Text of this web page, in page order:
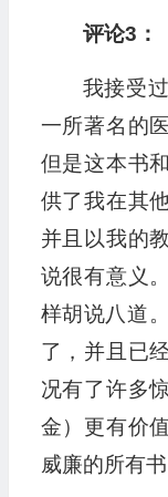
评论3：
我接受
一所著名的
但是这本书
供了我在其
并且以我的
说很有意义
样胡说八道
了，并且已
况有了许多
金）更有价
威廉的所有